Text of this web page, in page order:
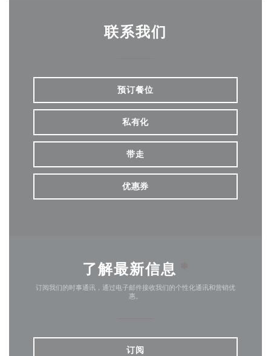
联系我们
预订餐位
私有化
带走
优惠券
了解最新信息
订阅我们的时事通讯，通过电子邮件接收我们的个性化通讯和营销优
惠。
订阅